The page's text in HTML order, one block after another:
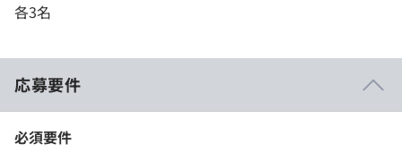
各3名
応募要件
必須要件